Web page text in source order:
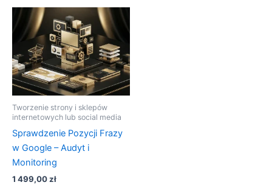
Tworzenie strony i sklepów
internetowych lub social media
Sprawdzenie Pozycji Frazy
w Google – Audyt i
Monitoring
1 499,00zł